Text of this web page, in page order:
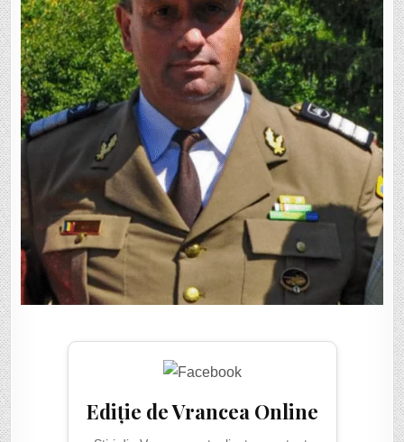
Ediție de Vrancea Online